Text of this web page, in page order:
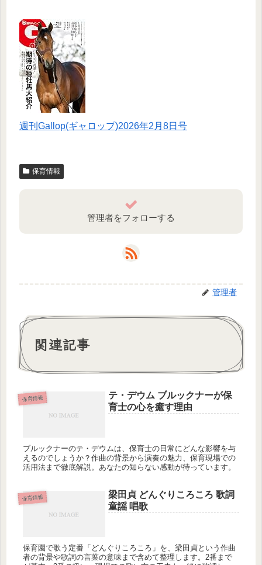
週刊Gallop(ギャロップ)2026年2月8日号
保育情報
管理者をフォローする
管理者
関連記事
保育情報
テ・デウム ブルックナーが保
育士の心を癒す理由
ブルックナーのテ・デウムは、保育士の日常にどんな影響を与
えるのでしょうか？作曲の背景から演奏の魅力、保育現場での
活用法まで徹底解説。あなたの知らない感動が待っています。
保育情報
梁田貞 どんぐりころころ 歌詞
童謡 唱歌
保育園で歌う定番「どんぐりころころ」を、梁田貞という作曲
者の背景や歌詞の言葉の意味まで含めて整理します。2番まで